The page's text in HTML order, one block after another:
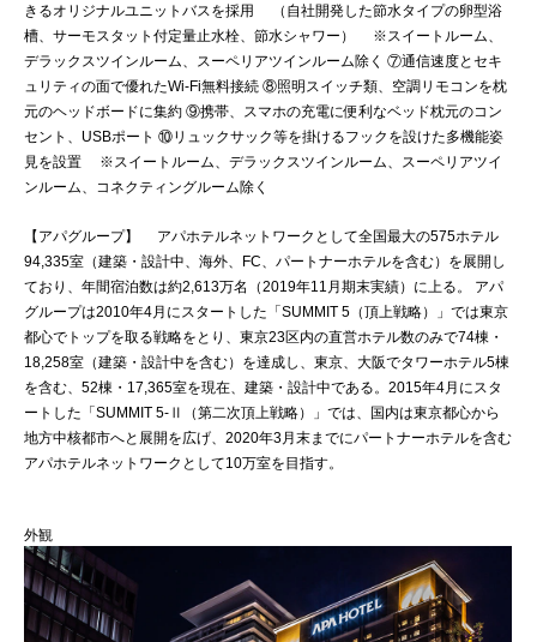
きるオリジナルユニットバスを採用 （自社開発した節水タイプの卵型浴
槽、サーモスタット付定量止水栓、節水シャワー） ※スイートルーム、
デラックスツインルーム、スーペリアツインルーム除く ⑦通信速度とセキ
ュリティの面で優れたWi-Fi無料接続 ⑧照明スイッチ類、空調リモコンを枕
元のヘッドボードに集約 ⑨携帯、スマホの充電に便利なベッド枕元のコン
セント、USBポート ⑩リュックサック等を掛けるフックを設けた多機能姿
見を設置 ※スイートルーム、デラックスツインルーム、スーペリアツイ
ンルーム、コネクティングルーム除く
【アパグループ】 アパホテルネットワークとして全国最大の575ホテル
94,335室（建築・設計中、海外、FC、パートナーホテルを含む）を展開し
ており、年間宿泊数は約2,613万名（2019年11月期末実績）に上る。 アパ
グループは2010年4月にスタートした「SUMMIT 5（頂上戦略）」では東京
都心でトップを取る戦略をとり、東京23区内の直営ホテル数のみで74棟・
18,258室（建築・設計中を含む）を達成し、東京、大阪でタワーホテル5棟
を含む、52棟・17,365室を現在、建築・設計中である。2015年4月にスタ
ートした「SUMMIT 5-Ⅱ（第二次頂上戦略）」では、国内は東京都心から
地方中核都市へと展開を広げ、2020年3月末までにパートナーホテルを含む
アパホテルネットワークとして10万室を目指す。
外観